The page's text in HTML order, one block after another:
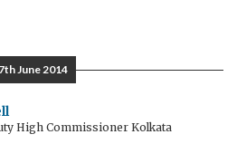
June 2014
High Commissioner Kolkata